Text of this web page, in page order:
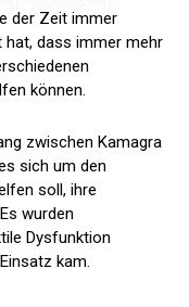
der Zeit immer
hat, dass immer mehr
können.
zwischen Kamagra
sich um den
soll, ihre
wurden
Dysfunktion
kam.